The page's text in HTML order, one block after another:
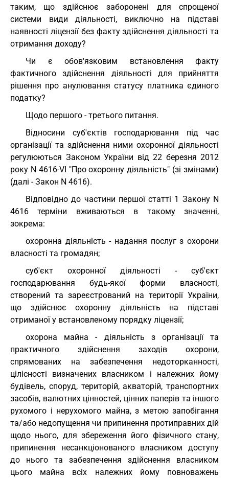
таким, що здійснює заборонені для спрощеної
системи види діяльності, виключно на підставі
наявності ліцензії без факту здійснення діяльності та
отримання доходу?
Чи є обов'язковим встановлення факту
фактичного здійснення діяльності для прийняття
рішення про анулювання статусу платника єдиного
податку?
Щодо першого - третього питання.
Відносини суб'єктів господарювання під час
організації та здійснення ними охоронної діяльності
регулюються Законом України від 22 березня 2012
року N 4616-VI "Про охоронну діяльність" (зі змінами)
(далі - Закон N 4616).
Відповідно до частини першої статті 1 Закону N
4616 терміни вживаються в такому значенні,
зокрема:
охоронна діяльність - надання послуг з охорони
власності та громадян;
суб'єкт охоронної діяльності - суб'єкт
господарювання будь-якої форми власності,
створений та зареєстрований на території України,
що здійснює охоронну діяльність на підставі
отриманої у встановленому порядку ліцензії;
охорона майна - діяльність з організації та
практичного здійснення заходів охорони,
спрямованих на забезпечення недоторканності,
цілісності визначених власником і належних йому
будівель, споруд, територій, акваторій, транспортних
засобів, валютних цінностей, цінних паперів та іншого
рухомого і нерухомого майна, з метою запобігання
та/або недопущення чи припинення протиправних дій
щодо нього, для збереження його фізичного стану,
припинення несанкціонованого власником доступу
до нього та забезпечення здійснення власником
цього майна всіх належних йому повноважень